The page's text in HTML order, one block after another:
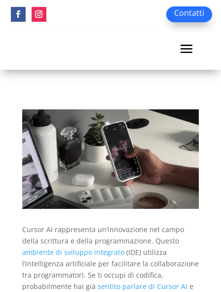
Contatti
Cursor AI rappresenta un’innovazione nel campo
della scrittura e della programmazione. Questo
ambiente di sviluppo integrato(IDE) utilizza
l’intelligenza artificiale per facilitare la collaborazione
tra programmatori. Se ti occupi di codifica,
probabilmente hai già sentito parlare di Cursor AI e